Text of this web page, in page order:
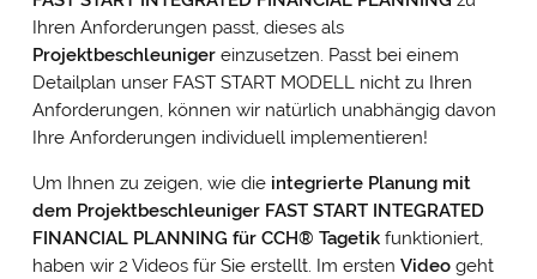
Ihren Anforderungen passt, dieses als
Projektbeschleunigereinzusetzen. Passt bei einem
Detailplan unser FAST START MODELL nicht zu Ihren
Anforderungen, können wir natürlich unabhängig davon
Ihre Anforderungen individuell implementieren!
Um Ihnen zu zeigen, wie die integrierte Planung mit
dem Projektbeschleuniger FAST START INTEGRATED
FINANCIAL PLANNING für CCH® Tagetikfunktioniert,
haben wir 2 Videos für Sie erstellt. Im ersten Videogeht